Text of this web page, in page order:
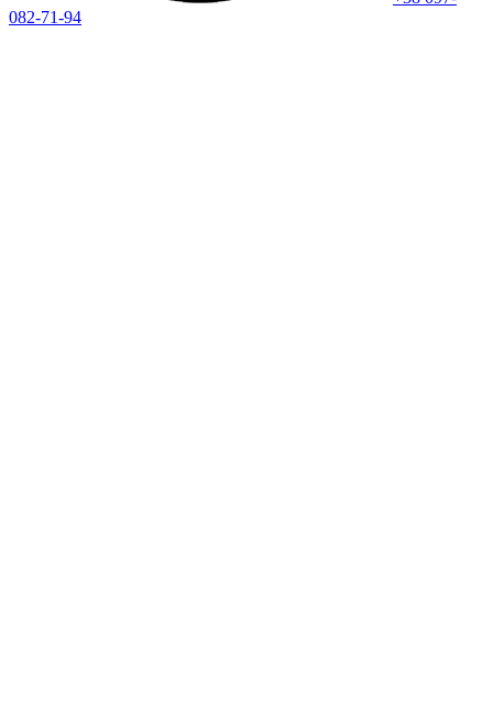
082-71-94